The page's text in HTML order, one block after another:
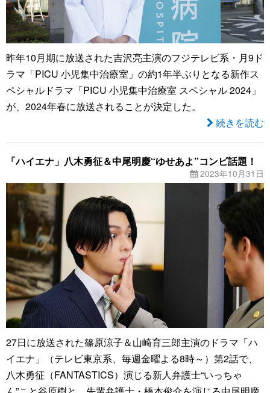
昨年10月期に放送された吉沢亮主演のフジテレビ系・月9ド
ラマ「PICU 小児集中治療室」の約1年半ぶりとなる新作ス
ペシャルドラマ「PICU 小児集中治療室 スペシャル 2024」
が、2024年春に放送されることが決定した。
続きを読む
「ハイエナ」八木勇征＆中尾明慶“ゆせあよ”コンビ話題！
2023年10月31日
27日に放送された篠原涼子＆山崎育三郎主演のドラマ「ハ
イエナ」（テレビ東京系、毎週金曜よる8時～）第2話で、
八木勇征（FANTASTICS）演じる新人弁護士“いっちゃ